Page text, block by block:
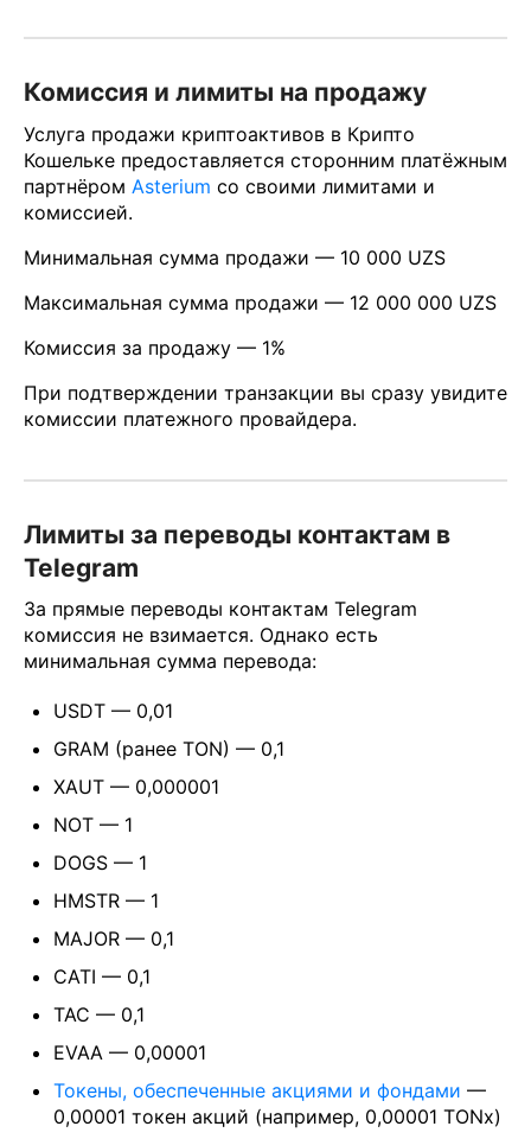
Комиссия и лимиты на продажу
Услуга продажи криптоактивов в Крипто
Кошельке предоставляется сторонним платёжным
партнёром Asterium со своими лимитами и
комиссией.
Минимальная сумма продажи — 10 000 UZS
Максимальная сумма продажи — 12 000 000 UZS
Комиссия за продажу — 1%
При подтверждении транзакции вы сразу увидите
комиссии платежного провайдера.
Лимиты за переводы контактам в
Telegram
За прямые переводы контактам Telegram
комиссия не взимается. Однако есть
минимальная сумма перевода:
USDT — 0,01
GRAM (ранее TON) — 0,1
XAUT — 0,000001
NOT — 1
DOGS — 1
HMSTR — 1
MAJOR — 0,1
CATI — 0,1
TAC — 0,1
EVAA — 0,00001
Токены, обеспеченные акциями и фондами —
0,00001 токен акций (например, 0,00001 TONx)